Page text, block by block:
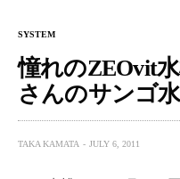
SYSTEM
憧れのZEOvit
さんのサンゴ
TAKA KAMATA JULY 6, 2011